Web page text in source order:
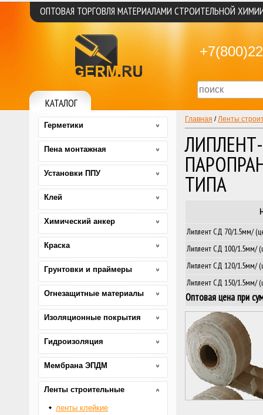
Главная /Ленты
ТИПА
Липлент СД 70/1.5мм/
Липлент СД 100/1.5мм/
Липлент СД 120/1.5мм/
Липлент СД 150/1.5мм/
Оптовая цена при
Герметики
Пена монтажная
Установки ППУ
Клей
Химический анкер
Краска
Грунтовки и праймеры
Огнезащитные материалы
Изоляционные покрытия
Гидроизоляция
Мембрана ЭПДМ
Ленты строительные
ленты клейкие
ОПТОВАЯ ТОРГОВЛЯ МАТЕРИАЛАМИ СТРОИТЕЛЬНОЙ
КАТАЛОГ